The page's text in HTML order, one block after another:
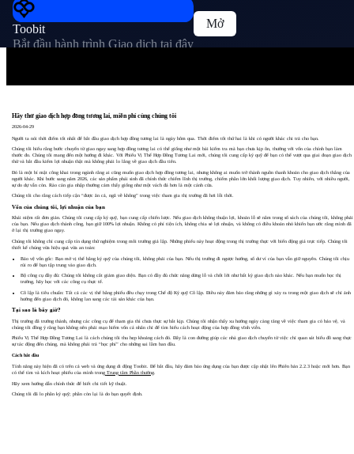
Toobit
Bắt đầu hành trình Giao dịch tại đây
Mở
Hãy thử giao dịch hợp đồng tương lai, miễn phí cùng chúng tôi
2026-04-29
Người ta nói thời điểm tốt nhất để bắt đầu giao dịch hợp đồng tương lai là ngày hôm qua. Thời điểm tốt thứ hai là khi có người khác chi trả cho bạn.
Chúng tôi hiểu rằng bước chuyển từ giao ngay sang hợp đồng tương lai có thể giống như một bài kiểm tra mà bạn chưa kịp ôn, thường với vốn của chính bạn làm
thước đo. Chúng tôi mang đến một hướng đi khác. Với Phiếu Vị Thế Hợp Đồng Tương Lai mới, chúng tôi cung cấp ký quỹ để bạn có thể vượt qua giai đoạn giao dịch
thử và bắt đầu kiếm lợi nhuận thật mà không phải lo lắng về giao dịch đầu tiên.
Đó là một bí mật công khai trong ngành rằng ai cũng muốn giao dịch hợp đồng tương lai, nhưng không ai muốn trở thành nguồn thanh khoản cho giao dịch thắng của
người khác. Khi bước sang năm 2026, các sản phẩm phái sinh đã chính thức chiếm lĩnh thị trường, chiếm phần lớn khối lượng giao dịch. Tuy nhiên, với nhiều người,
sự do dự vẫn còn. Rào cản gia nhập thường cảm thấy giống như một vách đá hơn là một cánh cửa.
Chúng tôi cho rằng cách tiếp cận “được ăn cả, ngã về không” trong việc tham gia thị trường đã hơi lỗi thời.
Vốn của chúng tôi, lợi nhuận của bạn
Khái niệm rất đơn giản. Chúng tôi cung cấp ký quỹ, bạn cung cấp chiến lược. Nếu giao dịch không thuận lợi, khoản lỗ sẽ nằm trong sổ sách của chúng tôi, không phải
của bạn. Nếu giao dịch thành công, bạn giữ 100% lợi nhuận. Không có phí tiện ích, không chia sẻ lợi nhuận, và không có điều khoản nhỏ khiến bạn ước rằng mình đã
ở lại thị trường giao ngay.
Chúng tôi không chỉ cung cấp tín dụng thử nghiệm trong môi trường giả lập. Những phiếu này hoạt động trong thị trường thực với biến động giá trực tiếp. Chúng tôi
thiết kế chúng vừa hiệu quả vừa an toàn:
Bảo vệ vốn gốc: Bạn mở vị thế bằng ký quỹ của chúng tôi, không phải của bạn. Nếu thị trường đi ngược hướng, số dư ví của bạn vẫn giữ nguyên. Chúng tôi chịu
rủi ro để bạn tập trung vào giao dịch.
Bộ công cụ đầy đủ: Chúng tôi không cắt giảm giao diện. Bạn có đầy đủ chức năng dừng lỗ và chốt lời như bất kỳ giao dịch nào khác. Nếu bạn muốn học thị
trường, hãy học với các công cụ thực tế.
Cô lập là tiêu chuẩn: Tất cả các vị thế bằng phiếu đều chạy trong Chế độ Ký quỹ Cô lập. Điều này đảm bảo rằng những gì xảy ra trong một giao dịch sẽ chỉ ảnh
hưởng đến giao dịch đó, không lan sang các tài sản khác của bạn.
Tại sao là bây giờ?
Thị trường đã trưởng thành, nhưng các công cụ để tham gia thì chưa thực sự bắt kịp. Chúng tôi nhận thấy xu hướng ngày càng tăng về việc tham gia có bảo vệ, và
chúng tôi đồng ý rằng bạn không nên phải mạo hiểm vốn cá nhân chỉ để tìm hiểu cách hoạt động của hợp đồng vĩnh viễn.
Phiếu Vị Thế Hợp Đồng Tương Lai là cách chúng tôi thu hẹp khoảng cách đó. Đây là con đường giúp các nhà giao dịch chuyển từ việc chỉ quan sát biểu đồ sang thực
sự tác động đến chúng, mà không phải trả “học phí” cho những sai lầm ban đầu.
Cách bắt đầu
Tính năng này hiện đã có trên cả web và ứng dụng di động Toobit. Để bắt đầu, hãy đảm bảo ứng dụng của bạn được cập nhật lên Phiên bản 2.2.3 hoặc mới hơn. Bạn
có thể tìm và kích hoạt phiếu của mình trong Trung tâm Phần thưởng.
Hãy xem hướng dẫn chính thức để biết chi tiết kỹ thuật.
Chúng tôi đã lo phần ký quỹ; phần còn lại là do bạn quyết định.